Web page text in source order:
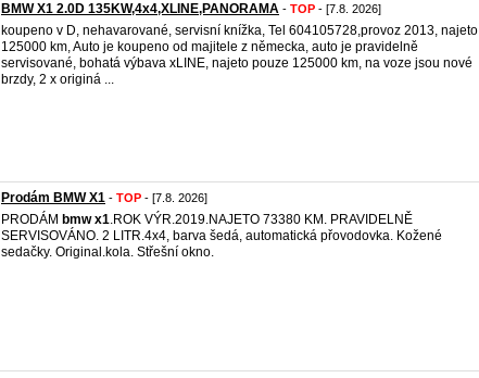
BMW X1 2.0D 135KW,4x4,XLINE,PANORAMA - TOP - [7.8. 2026]
koupeno v D,​ nehavarované,​ servisní knížka,​ Tel 604105728,​provoz 2013, najeto
125000 km, Auto je koupeno od majitele z německa,​ auto je pravidelně
servisované,​ bohatá výbava xLINE,​ najeto pouze 125000 km,​ na voze jsou nové
brzdy,​ 2 x originá ...
Prodám BMW X1 - TOP - [7.8. 2026]
PRODÁM bmw x1.ROK VÝR.2019.NAJETO 73380 KM. PRAVIDELNĚ
SERVISOVÁNO. 2 LITR.4x4, barva šedá, automatická přovodovka. Kožené
sedačky. Original.kola. Střešní okno.